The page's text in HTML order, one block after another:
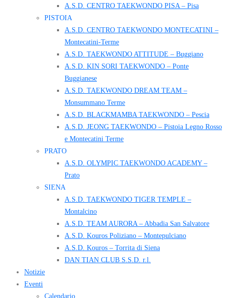
A.S.D. CENTRO TAEKWONDO PISA – Pisa
PISTOIA
A.S.D. CENTRO TAEKWONDO MONTECATINI –
Montecatini-Terme
A.S.D. TAEKWONDO ATTITUDE – Buggiano
A.S.D. KIN SORI TAEKWONDO – Ponte
Buggianese
A.S.D. TAEKWONDO DREAM TEAM –
Monsummano Terme
A.S.D. BLACKMAMBA TAEKWONDO – Pescia
A.S.D. JEONG TAEKWONDO – Pistoia Legno Rosso
e Montecatini Terme
PRATO
A.S.D. OLYMPIC TAEKWONDO ACADEMY –
Prato
SIENA
A.S.D. TAEKWONDO TIGER TEMPLE –
Montalcino
A.S.D. TEAM AURORA – Abbadia San Salvatore
A.S.D. Kouros Poliziano – Montepulciano
A.S.D. Kouros – Torrita di Siena
DAN TIAN CLUB S.S.D. r.l.
Notizie
Eventi
Calendario